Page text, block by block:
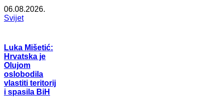
06.08.2026.
Svijet
Luka Mišetić:
Hrvatska je
Olujom
oslobodila
vlastiti teritorij
i spasila BiH